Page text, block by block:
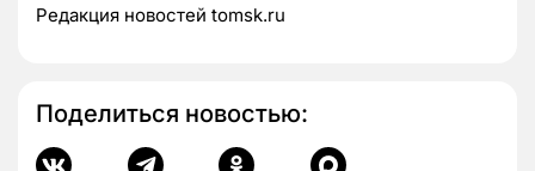
Редакция новостей tomsk.ru
Поделиться новостью: